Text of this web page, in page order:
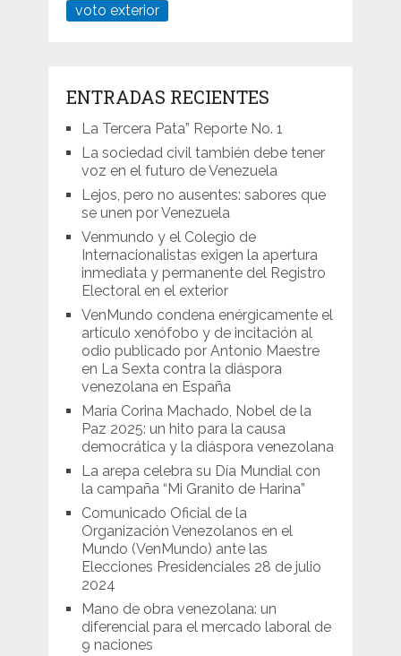
voto exterior
ENTRADAS RECIENTES
La Tercera Pata” Reporte No. 1
La sociedad civil también debe tener
voz en el futuro de Venezuela
Lejos, pero no ausentes: sabores que
se unen por Venezuela
Venmundo y el Colegio de
Internacionalistas exigen la apertura
inmediata y permanente del Registro
Electoral en el exterior
VenMundo condena enérgicamente el
artículo xenófobo y de incitación al
odio publicado por Antonio Maestre
en La Sexta contra la diáspora
venezolana en España
María Corina Machado, Nobel de la
Paz 2025: un hito para la causa
democrática y la diáspora venezolana
La arepa celebra su Día Mundial con
la campaña “Mi Granito de Harina”
Comunicado Oficial de la
Organización Venezolanos en el
Mundo (VenMundo) ante las
Elecciones Presidenciales 28 de julio
2024
Mano de obra venezolana: un
diferencial para el mercado laboral de
9 naciones